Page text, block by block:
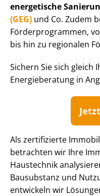
energetische
(GEG) und Co. Zudem
För­der­pro­gram­men,
bis hin zu regionalen
Sichern Sie sich gleich
Energieberatung in
Als zertifizierte
betrachten wir Ihre
Haustechnik
Bausubstanz und
entwickeln wir